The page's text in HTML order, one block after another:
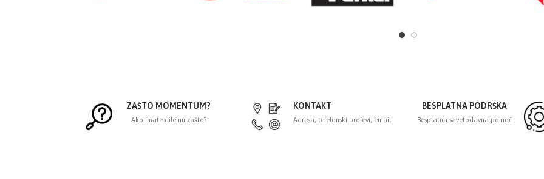
ZAŠTO MOMENTUM?
Ako imate dilemu zašto?
KONTAKT
Adresa, telefonski brojevi, email
BESPLATNA PODRŠKA
Besplatna savetodavna pomoć